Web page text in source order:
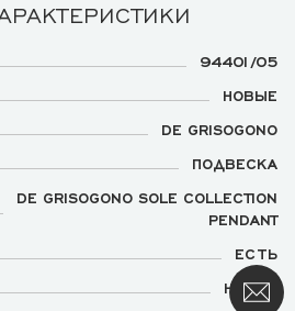
94401/05
НОВЫЕ
DE GRISOGONO
ПОДВЕСКА
DE GRISOGONO SOLE COLLECTION
PENDANT
ЕСТЬ
НОВАЯ